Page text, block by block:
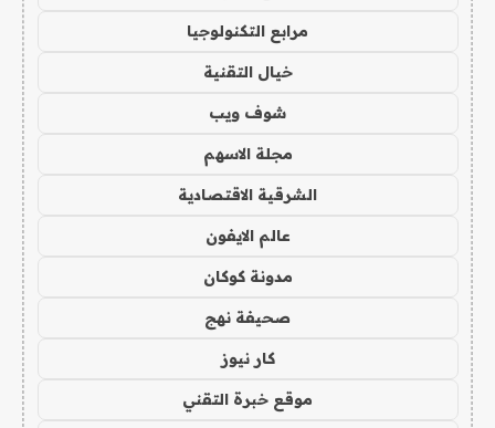
مرابع التكنولوجيا
خيال التقنية
شوف ويب
مجلة الاسهم
الشرقية الاقتصادية
عالم الايفون
مدونة كوكان
صحيفة نهج
كار نيوز
موقع خبرة التقني